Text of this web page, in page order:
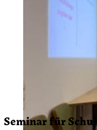
Seminar für